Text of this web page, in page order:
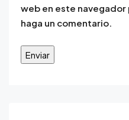
web en este navegador
haga un comentario.